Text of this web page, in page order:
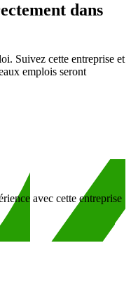
dans
Suivez cette entreprise et
emplois seront
avec cette entreprise